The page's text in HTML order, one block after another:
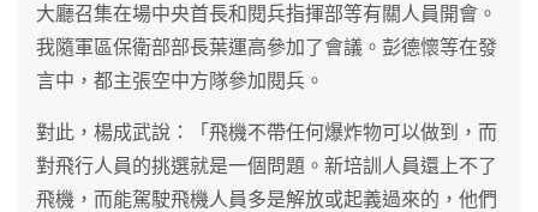
大廳召集在場中央首長和閱兵指揮部等有關人員開會。
我隨軍區保衛部部長葉運高參加了會議。彭德懷等在發
言中，都主張空中方隊參加閱兵。
對此，楊成武說：「飛機不帶任何爆炸物可以做到，而
對飛行人員的挑選就是一個問題。新培訓人員還上不了
飛機，而能駕駛飛機人員多是解放或起義過來的，他們